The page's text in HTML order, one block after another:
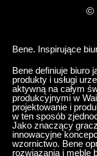
©
Bene. Inspirujące
Bene definiuje biuro
produkty i usługi
aktywną na całym
produkcyjnymi w
projektowanie i
w ten sposób
Jako znaczący
innowacyjne
wzornictwo. Bene
rozwiązania i meble